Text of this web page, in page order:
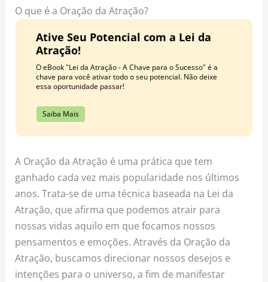
k a
m t
O que é a Oração da Atração?
Ative Seu Potencial com a Lei da
Atração!
O eBook "Lei da Atração - A Chave para o Sucesso" é a
chave para você ativar todo o seu potencial. Não deixe
essa oportunidade passar!
Saiba Mais
A Oração da Atração é uma prática que tem
ganhado cada vez mais popularidade nos últimos
anos. Trata-se de uma técnica baseada na Lei da
Atração, que afirma que podemos atrair para
nossas vidas aquilo em que focamos nossos
pensamentos e emoções. Através da Oração da
Atração, buscamos direcionar nossos desejos e
intenções para o universo, a fim de manifestar